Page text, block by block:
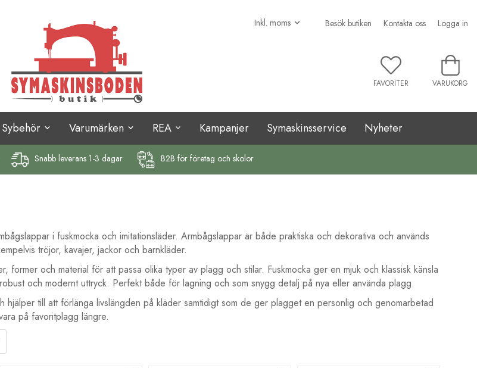
Besök butiken Kontakta oss Logga in
FAVORITER VARUKORG
Sybehör Varumärken REA Kampanjer Symaskinsservice Nyheter
Snabb leverans 1-3 dagar B2B för företag och skolor
i fuskmocka och imitationsläder. Armbågslappar är både praktiska och dekorativa och används
tröjor, kavajer, jackor och barnkläder.
former och material för att passa olika typer av plagg och stilar. Fuskmocka ger en mjuk och klassisk känsla
och modernt uttryck. Perfekt både för lagning och som snygg detalj på nya eller använda plagg.
hjälper till att förlänga livslängden på kläder samtidigt som de ger plagget en personlig och genomarbetad
på favoritplagg längre.